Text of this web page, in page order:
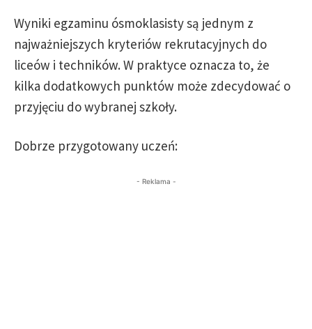
Wyniki egzaminu ósmoklasisty są jednym z
najważniejszych kryteriów rekrutacyjnych do
liceów i techników. W praktyce oznacza to, że
kilka dodatkowych punktów może zdecydować o
przyjęciu do wybranej szkoły.
Dobrze przygotowany uczeń:
- Reklama -